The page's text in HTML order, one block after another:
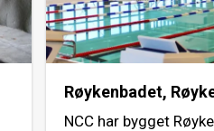
Røykenbadet,
NCC har bygget